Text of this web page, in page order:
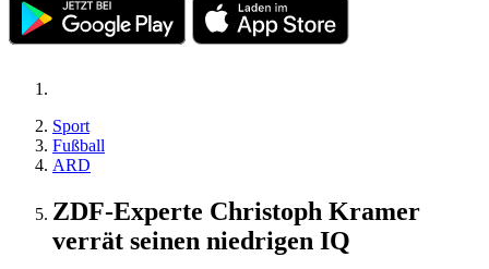
Sport
Fußball
ARD
ZDF-Experte Christoph Kramer
verrät seinen niedrigen IQ